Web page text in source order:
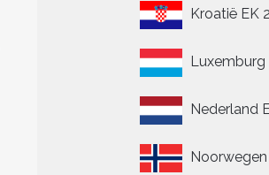
Kroatië EK
Luxemburg
Nederland